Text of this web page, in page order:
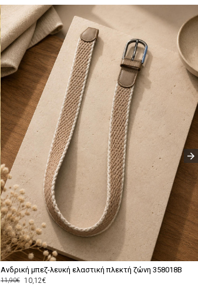
Ανδρική μπεζ-λευκή ελαστική πλεκτή ζώνη 358018B
10,12€
11,90€